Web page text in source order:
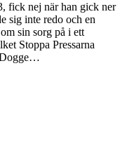
fick nej när han gick ner
sig inte redo och en
sin sorg på i ett
Stoppa Pressarna
Dogge…